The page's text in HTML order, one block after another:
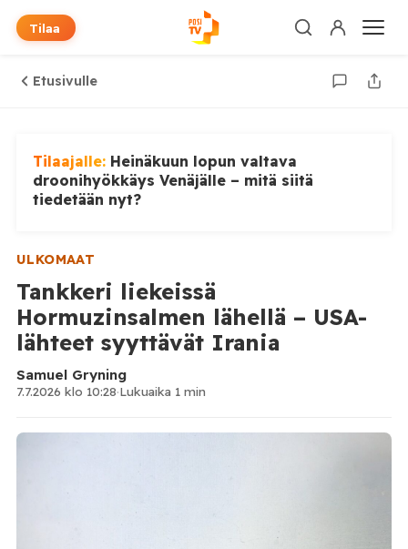
Tilaa
Etusivulle
Tilaajalle: Heinäkuun lopun valtava
droonihyökkäys Venäjälle – mitä siitä
tiedetään nyt?
ULKOMAAT
Tankkeri liekeissä
Hormuzinsalmen lähellä – USA-
lähteet syyttävät Irania
Samuel Gryning
7.7.2026 klo 10:28·Lukuaika 1 min